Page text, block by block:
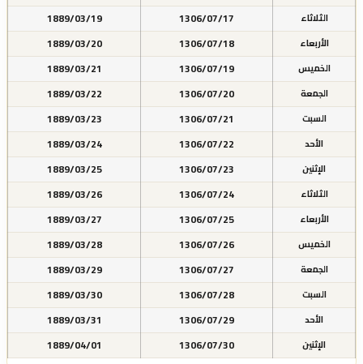
الثلاثاء 1306/07/17
1889/03/19
الأربعاء 1306/07/18
1889/03/20
الخميس 1306/07/19
1889/03/21
الجمعة 1306/07/20
1889/03/22
السبت 1306/07/21
1889/03/23
الأحد 1306/07/22
1889/03/24
الإثنين 1306/07/23
1889/03/25
الثلاثاء 1306/07/24
1889/03/26
الأربعاء 1306/07/25
1889/03/27
الخميس 1306/07/26
1889/03/28
الجمعة 1306/07/27
1889/03/29
السبت 1306/07/28
1889/03/30
الأحد 1306/07/29
1889/03/31
الإثنين 1306/07/30
1889/04/01